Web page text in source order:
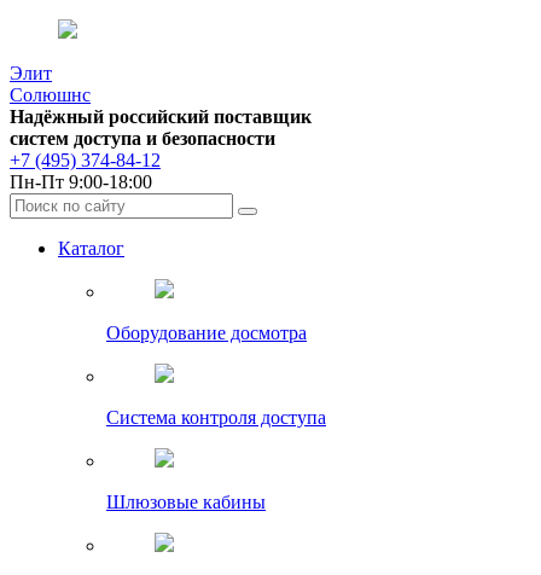
Элит
Солюшнс
Надёжный российский поставщик
систем доступа и безопасности
+7 (495) 374-84-12
Пн-Пт 9:00-18:00
Каталог
Оборудование досмотра
Система контроля доступа
Шлюзовые кабины